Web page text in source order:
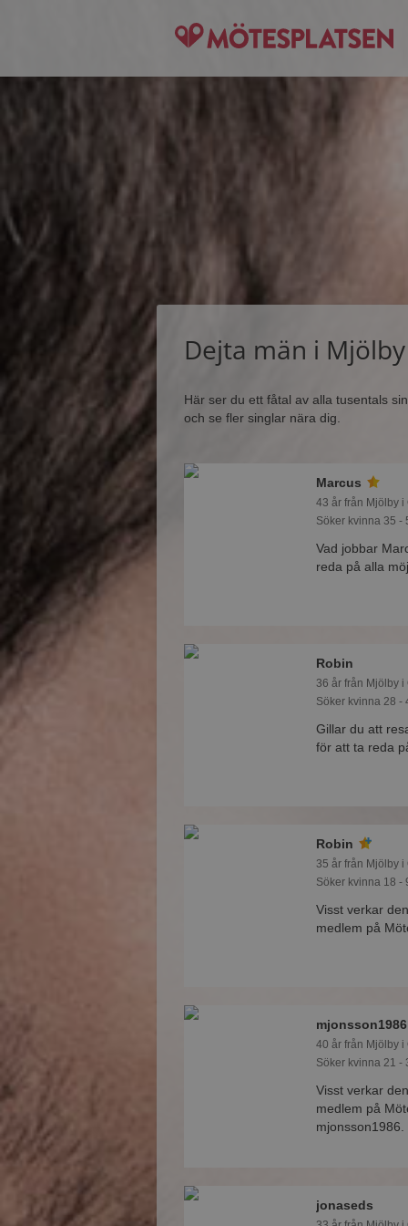
Dejta män i Mjölby
Här ser du ett fåtal av alla tusentals
och se fler singlar nära dig.
Marcus
43 år från Mjölby i
Söker kvinna 35 -
Vad jobbar
reda på alla
Robin
36 år från Mjölby
Söker kvinna 28 -
Gillar du att
för att ta reda
Robin
35 år från Mjölby
Söker kvinna 18 -
Visst verkar
medlem på
mjonsson1986
40 år från Mjölby i
Söker kvinna 21 -
Visst verkar
medlem på
mjonsson1986.
jonaseds